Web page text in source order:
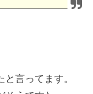
言ってます。